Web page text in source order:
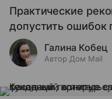
Практические
допустить
Галина Кобец
Автор Дом Mail